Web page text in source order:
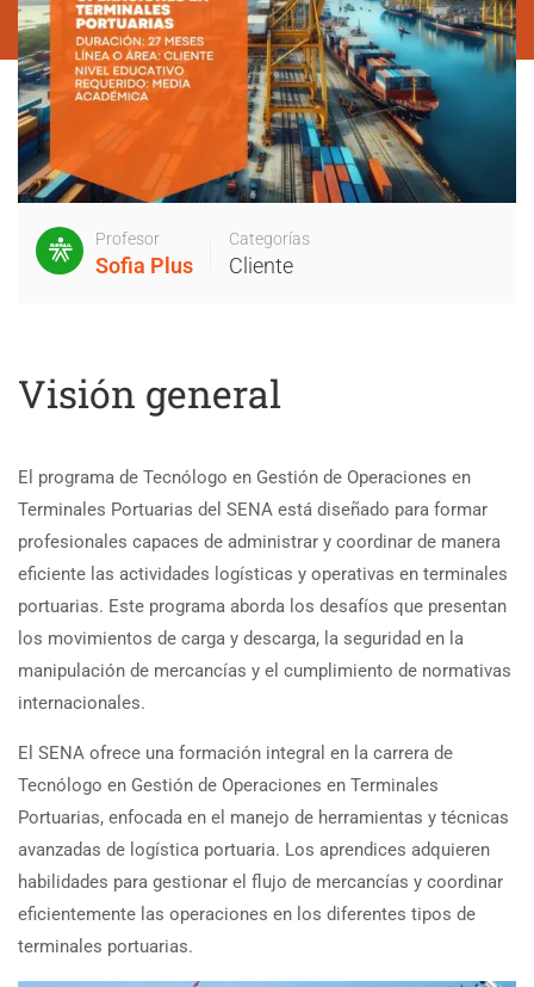
Profesor
Sofia Plus
Categorías
Cliente
Visión general
El programa de Tecnólogo en Gestión de Operaciones en
Terminales Portuarias del SENA está diseñado para formar
profesionales capaces de administrar y coordinar de manera
eficiente las actividades logísticas y operativas en terminales
portuarias. Este programa aborda los desafíos que presentan
los movimientos de carga y descarga, la seguridad en la
manipulación de mercancías y el cumplimiento de normativas
internacionales.
El SENA ofrece una formación integral en la carrera de
Tecnólogo en Gestión de Operaciones en Terminales
Portuarias, enfocada en el manejo de herramientas y técnicas
avanzadas de logística portuaria. Los aprendices adquieren
habilidades para gestionar el flujo de mercancías y coordinar
eficientemente las operaciones en los diferentes tipos de
terminales portuarias.